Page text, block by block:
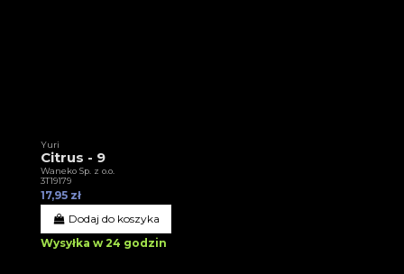
Yuri
Citrus - 9
Waneko Sp. z o.o.
3T19179
17,95 zł
Dodaj do koszyka
Wysyłka w 24 godzin